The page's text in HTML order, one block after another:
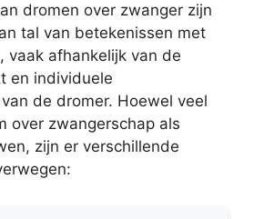
dromen over zwanger zijn
tal van betekenissen met
vaak afhankelijk van de
en individuele
de dromer. Hoewel veel
over zwangerschap als
zijn er verschillende